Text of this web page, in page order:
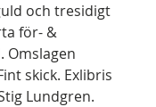
och tresidigt
för- &
Omslagen
skick. Exlibris
Lundgren.